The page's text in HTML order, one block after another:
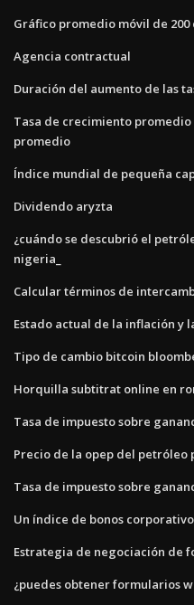
Gráfico promedio móvil de 200
Agencia contractual
Duración del aumento de las
Tasa de crecimiento
promedio
Índice mundial de pequeña
Dividendo aryzta
¿cuándo se descubrió el
nigeria_
Calcular términos de
Estado actual de la inflación y
Tipo de cambio bitcoin
Horquilla subtitrat online en
Tasa de impuesto sobre
Precio de la opep del petróleo
Tasa de impuesto sobre
Un índice de bonos
Estrategia de negociación de
¿puedes obtener formularios